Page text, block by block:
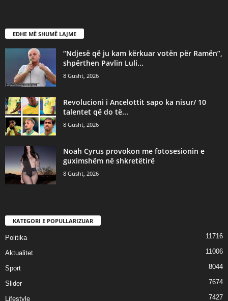
EDHE MË SHUMË LAJME
“Ndjesë që ju kam kërkuar votën për Ramën”,
shpërthen Pavlin Luli...
8 Gusht, 2026
Revolucioni i Ancelottit sapo ka nisur/ 10
talentet që do të...
8 Gusht, 2026
Noah Cyrus provokon me fotosesionin e
guximshëm në shkretëtirë
8 Gusht, 2026
KATEGORI E POPULLARIZUAR
Politika 11716
Aktualitet 11006
Sport 8044
Slider 7674
Lifestyle 7427